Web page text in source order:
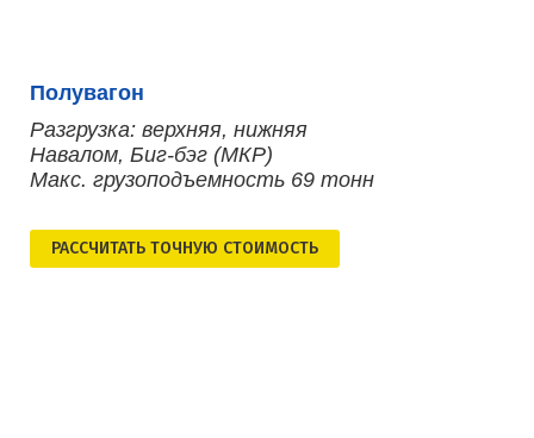
Полувагон
Разгрузка: верхняя, нижняя
Навалом, Биг-бэг (МКР)
Макс. грузоподъемность 69 тонн
РАСCЧИТАТЬ ТОЧНУЮ СТОИМОСТЬ